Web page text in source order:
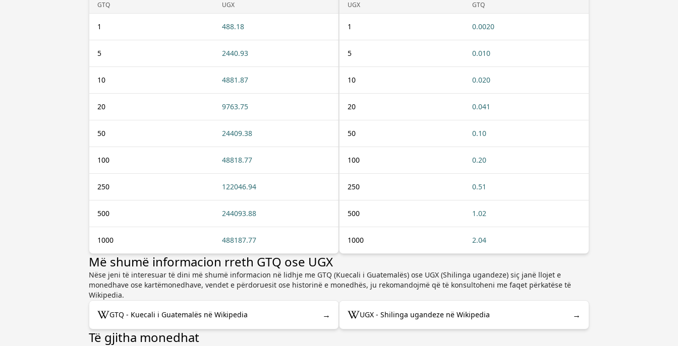
GTQ UGX
1 488.18
5 2440.93
10 4881.87
20 9763.75
50 24409.38
100 48818.77
250 122046.94
500 244093.88
1000 488187.77
UGX GTQ
1 0.0020
5 0.010
10 0.020
20 0.041
50 0.10
100 0.20
250 0.51
500 1.02
1000 2.04
Më shumë informacion rreth GTQ ose UGX
Nëse jeni të interesuar të dini më shumë informacion në lidhje me GTQ (Kuecali i Guatemalës) ose UGX (Shilinga ugandeze) siç janë llojet e
monedhave ose kartëmonedhave, vendet e përdoruesit ose historinë e monedhës, ju rekomandojmë që të konsultoheni me faqet përkatëse të
Wikipedia.
GTQ - Kuecali i Guatemalës në Wikipedia → UGX - Shilinga ugandeze në Wikipedia →
Të gjitha monedhat